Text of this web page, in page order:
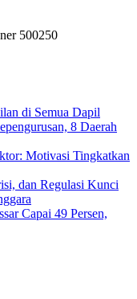
di Semua Dapil
8 Daerah
Motivasi Tingkatkan
dan Regulasi Kunci
Capai 49 Persen,